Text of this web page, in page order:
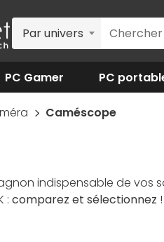
Par univers
PC Gamer PC
Caméscope
indispensable de vos
: comparez et sélectionnez !